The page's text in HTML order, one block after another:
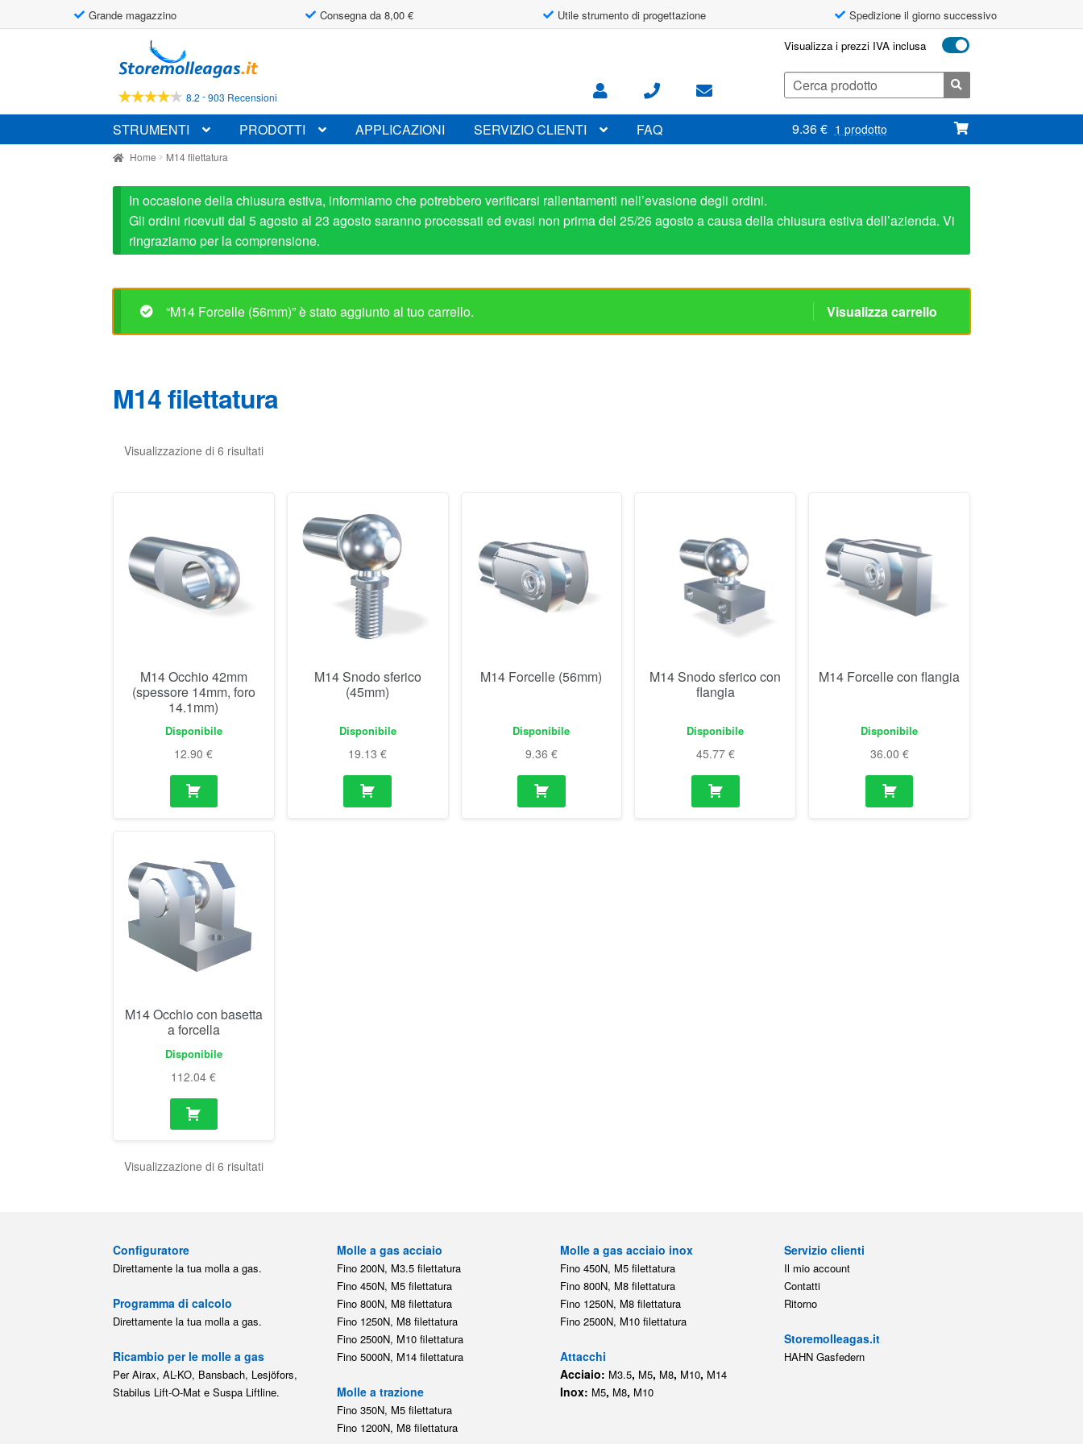
Grande magazzino Consegna da 8,00 € Utile strumento di progettazione Spedizione il giorno successivo
alla
navigazione
al
contenuto
8.2 -903 Recensioni
Visualizza i prezzi IVA inclusa
Cerca:
STRUMENTI PRODOTTI APPLICAZIONI SERVIZIO CLIENTI FAQ 9.36€ 1 prodotto
Home M14 filettatura
In occasione della chiusura estiva, informiamo che potrebbero verificarsi rallentamenti nell’evasione degli ordini.
Gli ordini ricevuti dal 5 agosto al 23 agosto saranno processati ed evasi non prima del 25/26 agosto a causa della chiusura estiva dell’azienda. Vi
ringraziamo per la comprensione.
“M14 Forcelle (56mm)” è stato aggiunto al tuo carrello. Visualizza carrello
M14 filettatura
Visualizzazione di 6 risultati
M14 Occhio 42mm
(spessore 14mm, foro
14.1mm)
Disponibile
12.90€
M14 Snodo sferico
(45mm)
Disponibile
19.13€
M14 Forcelle (56mm)
Disponibile
9.36 €
M14 Snodo sferico con
flangia
Disponibile
45.77 €
M14 Forcelle con flangia
Disponibile
36.00 €
M14 Occhio con basetta
a forcella
Disponibile
112.04€
Visualizzazione di 6 risultati
Configuratore
Direttamente la tua molla a gas.
Programma di calcolo
Direttamente la tua molla a gas.
Ricambio per le molle a gas
Per Airax, AL-KO, Bansbach, Lesjöfors,
Stabilus Lift-O-Mat e Suspa Liftline.
Molle a gas acciaio
Fino 200N, M3.5 filettatura
Fino 450N, M5 filettatura
Fino 800N, M8 filettatura
Fino 1250N, M8 filettatura
Fino 2500N, M10 filettatura
Fino 5000N, M14 filettatura
Molle a trazione
Fino 350N, M5 filettatura
Fino 1200N, M8 filettatura
Molle a gas acciaio inox
Fino 450N, M5 filettatura
Fino 800N, M8 filettatura
Fino 1250N, M8 filettatura
Fino 2500N, M10 filettatura
Attacchi
Acciaio: M3.5, M5, M8, M10, M14
Inox: M5, M8, M10
Servizio clienti
Il mio account
Contatti
Ritorno
Storemolleagas.it
HAHN Gasfedern